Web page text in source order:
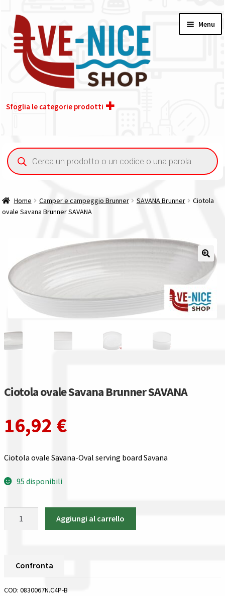
alla
navigazione
contenuto
Menu
Sfoglia le categorie prodotti
Acquisto iva 4% (agevolata)
Contatti
Il nostro gruppo acquisti
La nostra azienda
Condizioni generali
Assicurazione integrativa Garanzia3
Garanzia del produttore
Gestione resi
Guida all’utilizzo del sito
Pagamenti
Confronta
Confronta
Ricerca
prodotti
Home Camper e campeggio Brunner SAVANA Brunner
Ciotola
ovale Savana Brunner SAVANA
Ciotola ovale Savana Brunner SAVANA
16,92 €
Ciotola ovale Savana-Oval serving board Savana
95 disponibili
SAVANA
Aggiungi al carrello
Confronta
COD: 0830067N.C4P-B